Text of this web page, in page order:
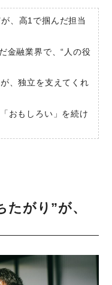
、高1で掴んだ担当
金融業界で、“人の役
、独立を支えてくれ
おもしろい」を続け
がり”が、